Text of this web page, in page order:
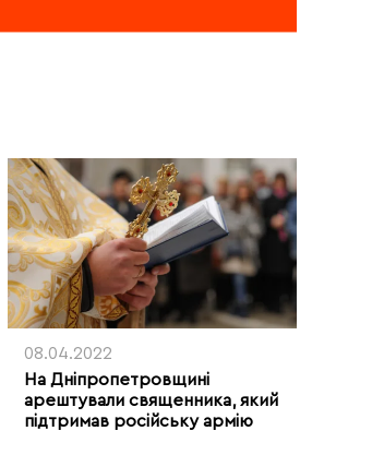
08.04.2022
На Дніпропетровщині
арештували священника, який
підтримав російську армію